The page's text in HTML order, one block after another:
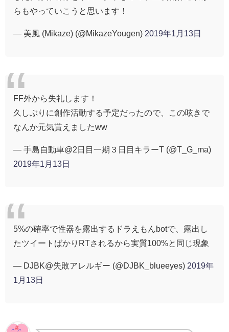
らもやっていこうと思います！
— 美風 (Mikaze) (@MikazeYougen) 2019年1月13日
FF外から失礼します！
久しぶりに創作活動する予定だったので、この呟きで
なんか元気貰えましたww
— 手島自動車@2日目一期３日目キラーT (@T_G_ma)
2019年1月13日
5%の確率で性器を露出するドラえもんbotで、露出し
たツイートばかりRTされるから実質100%と同じ現象
— DJBK@失敗アレルギー (@DJBK_blueeyes) 2019年
1月13日